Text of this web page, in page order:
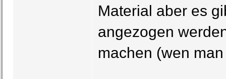
Material aber es
angezogen
machen (wen